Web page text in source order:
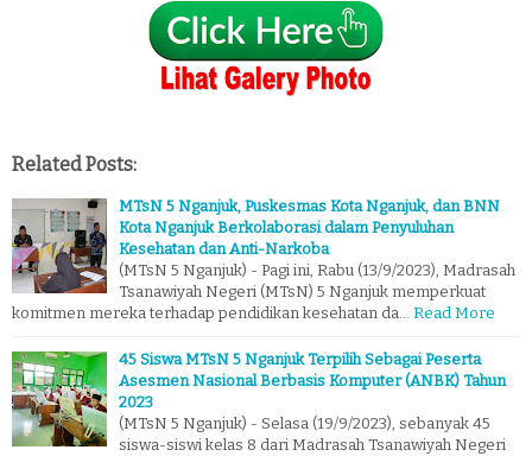
Related Posts:
MTsN 5 Nganjuk, Puskesmas Kota Nganjuk, dan BNN
Kota Nganjuk Berkolaborasi dalam Penyuluhan
Kesehatan dan Anti-Narkoba
(MTsN 5 Nganjuk) - Pagi ini, Rabu (13/9/2023), Madrasah
Tsanawiyah Negeri (MTsN) 5 Nganjuk memperkuat
komitmen mereka terhadap pendidikan kesehatan da… Read More
45 Siswa MTsN 5 Nganjuk Terpilih Sebagai Peserta
Asesmen Nasional Berbasis Komputer (ANBK) Tahun
2023
(MTsN 5 Nganjuk) - Selasa (19/9/2023), sebanyak 45
siswa-siswi kelas 8 dari Madrasah Tsanawiyah Negeri